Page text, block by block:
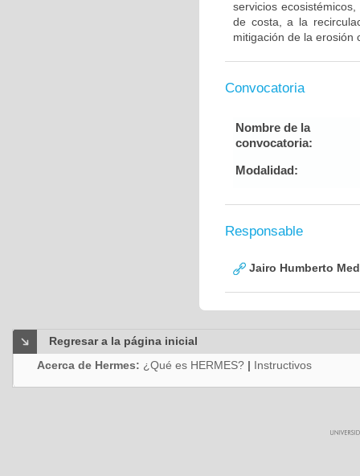
servicios
de costa, a la
mitigación de la erosión
Convocatoria
Nombre de la
convocatoria:
Modalidad:
Responsable
Jairo Humberto
Regresar a la página inicial
Acerca de Hermes: ¿Qué es HERMES? | Instructivos